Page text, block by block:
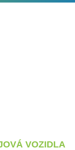
VOZIDLA